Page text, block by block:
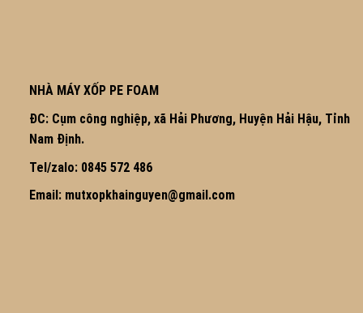
NHÀ MÁY XỐP PE FOAM
ĐC: Cụm công nghiệp, xã Hải Phương, Huyện Hải Hậu, Tỉnh
Nam Định.
Tel/zalo: 0845 572 486
Email: mutxopkhainguyen@gmail.com